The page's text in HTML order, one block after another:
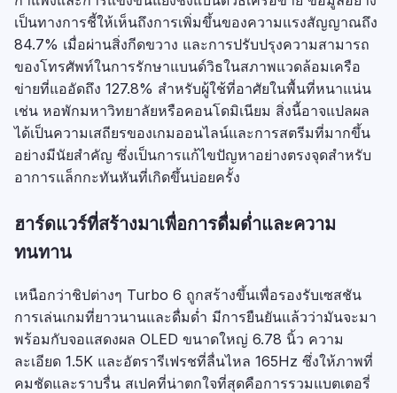
เป็นทางการชี้ให้เห็นถึงการเพิ่มขึ้นของความแรงสัญญาณถึง
84.7% เมื่อผ่านสิ่งกีดขวาง และการปรับปรุงความสามารถ
ของโทรศัพท์ในการรักษาแบนด์วิธในสภาพแวดล้อมเครือ
ข่ายที่แออัดถึง 127.8% สำหรับผู้ใช้ที่อาศัยในพื้นที่หนาแน่น
เช่น หอพักมหาวิทยาลัยหรือคอนโดมิเนียม สิ่งนี้อาจแปลผล
ได้เป็นความเสถียรของเกมออนไลน์และการสตรีมที่มากขึ้น
อย่างมีนัยสำคัญ ซึ่งเป็นการแก้ไขปัญหาอย่างตรงจุดสำหรับ
อาการแล็กกะทันหันที่เกิดขึ้นบ่อยครั้ง
ฮาร์ดแวร์ที่สร้างมาเพื่อการดื่มด่ำและความ
ทนทาน
เหนือกว่าชิปต่างๆ Turbo 6 ถูกสร้างขึ้นเพื่อรองรับเซสชัน
การเล่นเกมที่ยาวนานและดื่มด่ำ มีการยืนยันแล้วว่ามันจะมา
พร้อมกับจอแสดงผล OLED ขนาดใหญ่ 6.78 นิ้ว ความ
ละเอียด 1.5K และอัตรารีเฟรชที่ลื่นไหล 165Hz ซึ่งให้ภาพที่
คมชัดและราบรื่น สเปคที่น่าตกใจที่สุดคือการรวมแบตเตอรี่